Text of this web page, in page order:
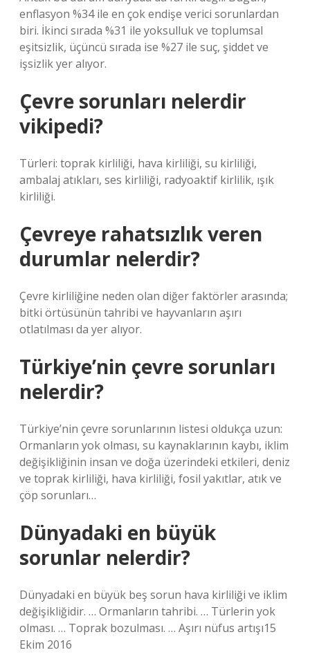
enflasyon %34 ile en çok endişe verici sorunlardan
biri. İkinci sırada %31 ile yoksulluk ve toplumsal
eşitsizlik, üçüncü sırada ise %27 ile suç, şiddet ve
işsizlik yer alıyor.
Çevre sorunları nelerdir
vikipedi?
Türleri: toprak kirliliği, hava kirliliği, su kirliliği,
ambalaj atıkları, ses kirliliği, radyoaktif kirlilik, ışık
kirliliği.
Çevreye rahatsızlık veren
durumlar nelerdir?
Çevre kirliliğine neden olan diğer faktörler arasında;
bitki örtüsünün tahribi ve hayvanların aşırı
otlatılması da yer alıyor.
Türkiye’nin çevre sorunları
nelerdir?
Türkiye’nin çevre sorunlarının listesi oldukça uzun:
Ormanların yok olması, su kaynaklarının kaybı, iklim
değişikliğinin insan ve doğa üzerindeki etkileri, deniz
ve toprak kirliliği, hava kirliliği, fosil yakıtlar, atık ve
çöp sorunları…
Dünyadaki en büyük
sorunlar nelerdir?
Dünyadaki en büyük beş sorun hava kirliliği ve iklim
değişikliğidir. … Ormanların tahribi. … Türlerin yok
olması. … Toprak bozulması. … Aşırı nüfus artışı15
Ekim 2016